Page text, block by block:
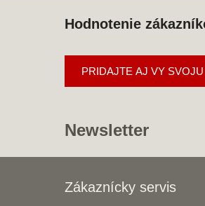
Hodnotenie
PRIDAJTE AJ VY
Newsletter
Zákaznícky servis